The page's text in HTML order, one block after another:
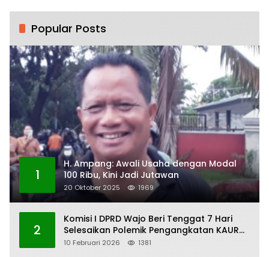
Popular Posts
1
H. Ampang: Awali Usaha dengan Modal
100 Ribu, Kini Jadi Jutawan
20 Oktober 2025 1969
2
Komisi I DPRD Wajo Beri Tenggat 7 Hari
Selesaikan Polemik Pengangkatan KAUR
Keuangan Desa Bau-Bau
10 Februari 2026 1381